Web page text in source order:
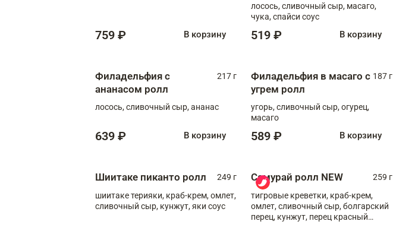
759 ₽ В корзину
лосось, сливочный сыр, масаго,
чука, спайси соус
519 ₽ В корзину
Филадельфия с
ананасом ролл
217 г
лосось, сливочный сыр, ананас
639 ₽ В корзину
Филадельфия в масаго с
угрем ролл
187 г
угорь, сливочный сыр, огурец,
масаго
589 ₽ В корзину
Шиитаке пиканто ролл
249 г
шиитаке терияки, краб-крем, омлет,
сливочный сыр, кунжут, яки соус
Самурай ролл NEW
259 г
тигровые креветки, краб-крем,
омлет, сливочный сыр, болгарский
перец, кунжут, перец красный